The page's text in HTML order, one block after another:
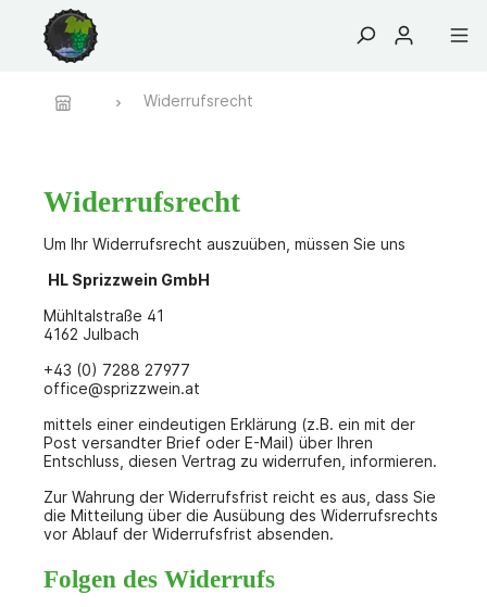
Bekleidung
Malspiel
Widerrufsrecht
Widerrufsrecht
Um Ihr Widerrufsrecht auszuüben, müssen Sie uns
HL Sprizzwein GmbH
Mühltalstraße 41
4162 Julbach
+43 (0) 7288 27977
office@sprizzwein.at
mittels einer eindeutigen Erklärung (z.B. ein mit der
Post versandter Brief oder E-Mail) über Ihren
Entschluss, diesen Vertrag zu widerrufen, informieren.
Zur Wahrung der Widerrufsfrist reicht es aus, dass Sie
die Mitteilung über die Ausübung des Widerrufsrechts
vor Ablauf der Widerrufsfrist absenden.
Folgen des Widerrufs